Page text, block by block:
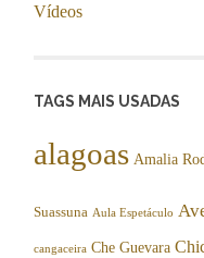
Vídeos
TAGS MAIS USADAS
alagoas Amalia
Suassuna Aula Espetáculo
cangaceira Che Guevara